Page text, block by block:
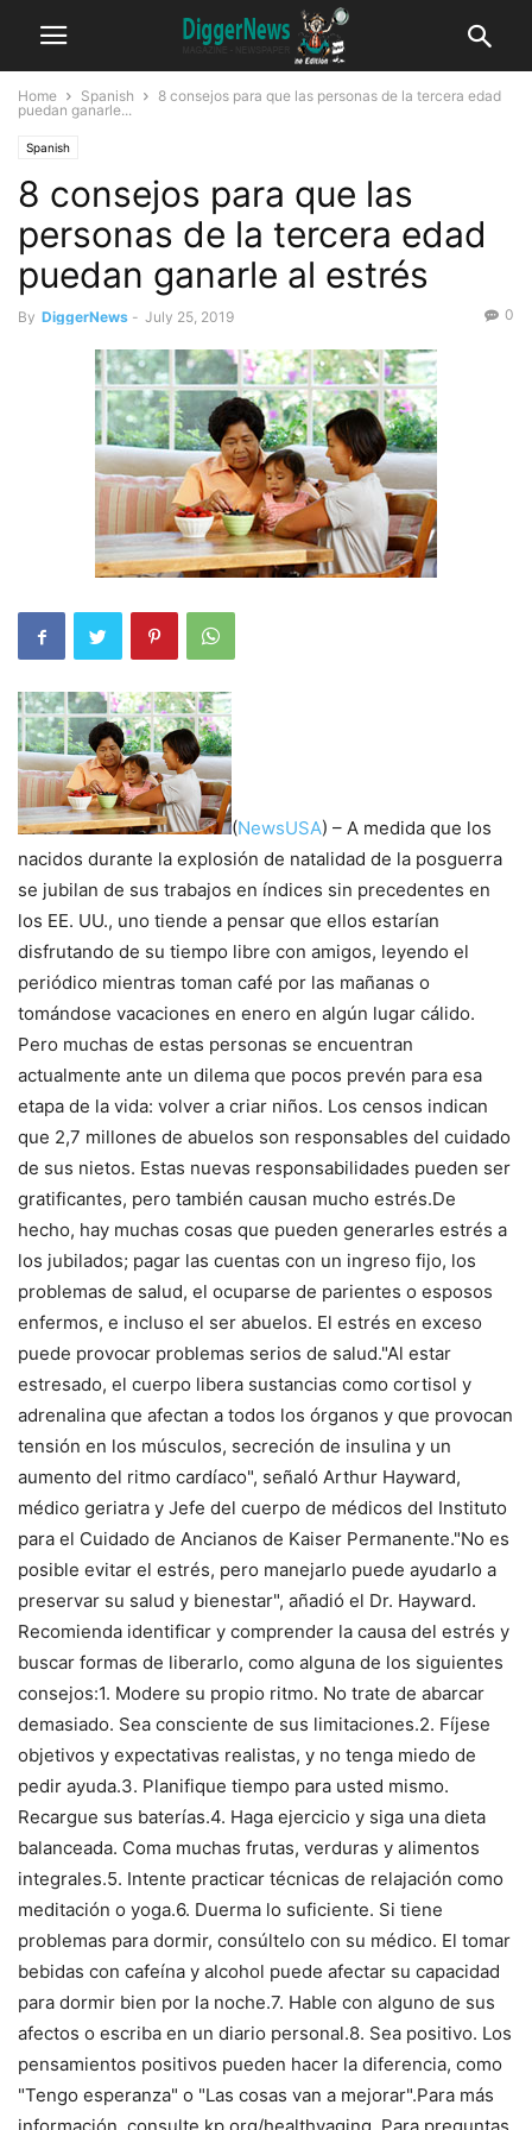
Home Spanish
8 consejos para que las personas de la tercera edad
puedan ganarle...
Spanish
8 consejos para que las
personas de la tercera edad
puedan ganarle al estrés
By DiggerNews - July 25, 2019 0
(NewsUSA) – A medida que los
nacidos durante la explosión de natalidad de la posguerra
se jubilan de sus trabajos en índices sin precedentes en
los EE. UU., uno tiende a pensar que ellos estarían
disfrutando de su tiempo libre con amigos, leyendo el
periódico mientras toman café por las mañanas o
tomándose vacaciones en enero en algún lugar cálido.
Pero muchas de estas personas se encuentran
actualmente ante un dilema que pocos prevén para esa
etapa de la vida: volver a criar niños. Los censos indican
que 2,7 millones de abuelos son responsables del cuidado
de sus nietos. Estas nuevas responsabilidades pueden ser
gratificantes, pero también causan mucho estrés.De
hecho, hay muchas cosas que pueden generarles estrés a
los jubilados; pagar las cuentas con un ingreso fijo, los
problemas de salud, el ocuparse de parientes o esposos
enfermos, e incluso el ser abuelos. El estrés en exceso
puede provocar problemas serios de salud."Al estar
estresado, el cuerpo libera sustancias como cortisol y
adrenalina que afectan a todos los órganos y que provocan
tensión en los músculos, secreción de insulina y un
aumento del ritmo cardíaco", señaló Arthur Hayward,
médico geriatra y Jefe del cuerpo de médicos del Instituto
para el Cuidado de Ancianos de Kaiser Permanente."No es
posible evitar el estrés, pero manejarlo puede ayudarlo a
preservar su salud y bienestar", añadió el Dr. Hayward.
Recomienda identificar y comprender la causa del estrés y
buscar formas de liberarlo, como alguna de los siguientes
consejos:1. Modere su propio ritmo. No trate de abarcar
demasiado. Sea consciente de sus limitaciones.2. Fíjese
objetivos y expectativas realistas, y no tenga miedo de
pedir ayuda.3. Planifique tiempo para usted mismo.
Recargue sus baterías.4. Haga ejercicio y siga una dieta
balanceada. Coma muchas frutas, verduras y alimentos
integrales.5. Intente practicar técnicas de relajación como
meditación o yoga.6. Duerma lo suficiente. Si tiene
problemas para dormir, consúltelo con su médico. El tomar
bebidas con cafeína y alcohol puede afectar su capacidad
para dormir bien por la noche.7. Hable con alguno de sus
afectos o escriba en un diario personal.8. Sea positivo. Los
pensamientos positivos pueden hacer la diferencia, como
"Tengo esperanza" o "Las cosas van a mejorar".Para más